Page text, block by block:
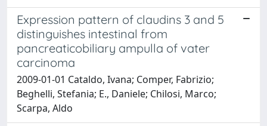
Expression pattern of claudins 3 and 5
distinguishes intestinal from
pancreaticobiliary ampulla of vater
carcinoma
2009-01-01 Cataldo, Ivana; Comper, Fabrizio;
Beghelli, Stefania; E., Daniele; Chilosi, Marco;
Scarpa, Aldo